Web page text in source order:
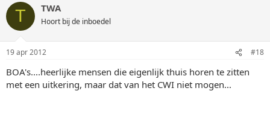
T TWA
Hoort bij de inboedel
19 apr 2012 #18
BOA's....heerlijke mensen die eigenlijk thuis horen te zitten
met een uitkering, maar dat van het CWI niet mogen...